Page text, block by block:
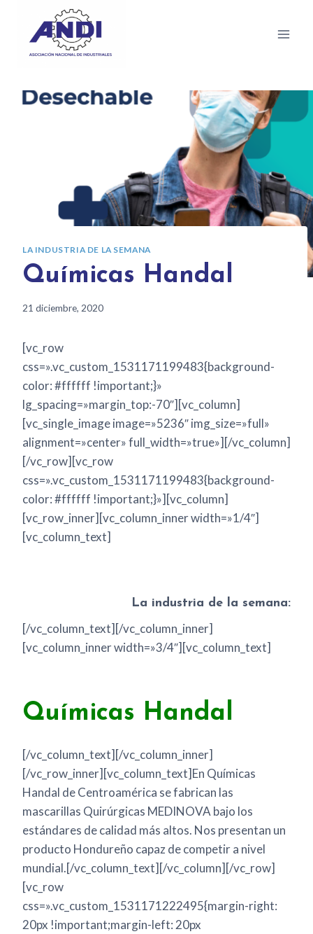
LA INDUSTRIA DE LA SEMANA
Químicas Handal
21 diciembre, 2020
[vc_row
css=».vc_custom_1531171199483{background-
color: #ffffff !important;}»
lg_spacing=»margin_top:-70″][vc_column]
[vc_single_image image=»5236″ img_size=»full»
alignment=»center» full_width=»true»][/vc_column]
[/vc_row][vc_row
css=».vc_custom_1531171199483{background-
color: #ffffff !important;}»][vc_column]
[vc_row_inner][vc_column_inner width=»1/4″]
[vc_column_text]
La industria de la semana:
[/vc_column_text][/vc_column_inner]
[vc_column_inner width=»3/4″][vc_column_text]
Químicas Handal
[/vc_column_text][/vc_column_inner]
[/vc_row_inner][vc_column_text]En Químicas
Handal de Centroamérica se fabrican las
mascarillas Quirúrgicas MEDINOVA bajo los
estándares de calidad más altos. Nos presentan un
producto Hondureño capaz de competir a nivel
mundial.[/vc_column_text][/vc_column][/vc_row]
[vc_row
css=».vc_custom_1531171222495{margin-right:
20px !important;margin-left: 20px